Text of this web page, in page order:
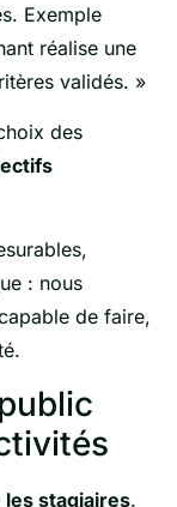
Exemple
réalise une
validés. »
des
: nous
de faire,
les stagiaires.